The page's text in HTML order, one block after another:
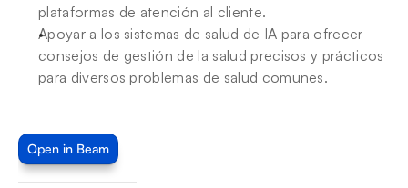
Open in Beam
plataformas de atención al cliente.
Apoyar a los sistemas de salud de IA para ofrecer
consejos de gestión de la salud precisos y prácticos
para diversos problemas de salud comunes.